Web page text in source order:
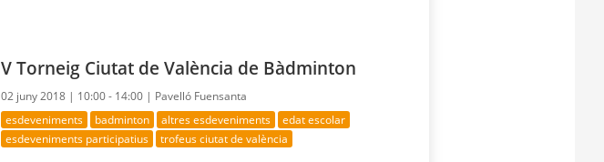
V Torneig Ciutat de València de Bàdminton
02 juny 2018 | 10:00 - 14:00 | Pavelló Fuensanta
esdeveniments badminton altres esdeveniments
edat escolar
esdeveniments participatius
trofeus ciutat de valència